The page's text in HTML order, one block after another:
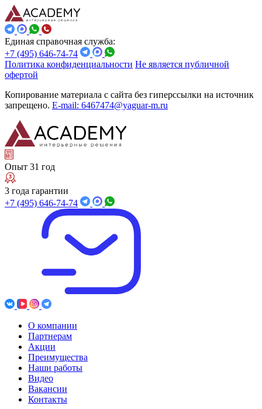
Единая справочная служба:
+7 (495) 646-74-74
Политика конфиденциальности Не является публичной
офертой
Копирование материала с сайта без гиперссылки на источник
запрещено. E-mail: 6467474@yaguar-m.ru
Опыт 31 год
3 года гарантии
+7 (495) 646-74-74
О компании
Партнерам
Акции
Преимущества
Наши работы
Видео
Вакансии
Контакты